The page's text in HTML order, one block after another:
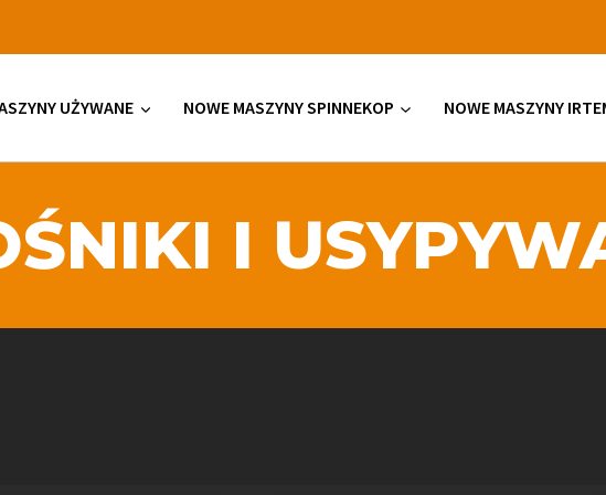
UŻYWANE NOWE MASZYNY SPINNEKOP NOWE MASZYNY
I